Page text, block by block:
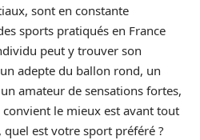
sont en constante
sports pratiqués en France
peut y trouver son
adepte du ballon rond, un
amateur de sensations fortes,
le mieux est avant tout
est votre sport préféré ?